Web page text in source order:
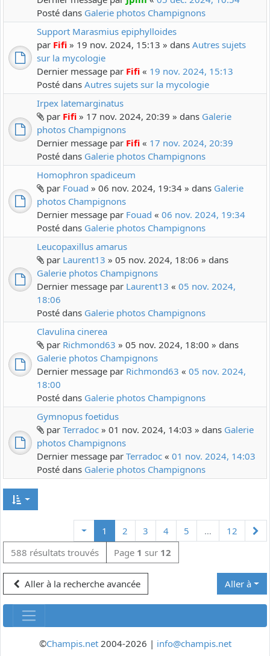
Posté dans Galerie photos Champignons
Support Marasmius epiphylloides
par Fifi » 19 nov. 2024, 15:13 » dans Autres sujets
sur la mycologie
Dernier message par Fifi « 19 nov. 2024, 15:13
Posté dans Autres sujets sur la mycologie
Irpex latemarginatus
par Fifi » 17 nov. 2024, 20:39 » dans Galerie
photos Champignons
Dernier message par Fifi « 17 nov. 2024, 20:39
Posté dans Galerie photos Champignons
Homophron spadiceum
par Fouad » 06 nov. 2024, 19:34 » dans Galerie
photos Champignons
Dernier message par Fouad « 06 nov. 2024, 19:34
Posté dans Galerie photos Champignons
Leucopaxillus amarus
par Laurent13 » 05 nov. 2024, 18:06 » dans
Galerie photos Champignons
Dernier message par Laurent13 « 05 nov. 2024,
18:06
Posté dans Galerie photos Champignons
Clavulina cinerea
par Richmond63 » 05 nov. 2024, 18:00 » dans
Galerie photos Champignons
Dernier message par Richmond63 « 05 nov. 2024,
18:00
Posté dans Galerie photos Champignons
Gymnopus foetidus
par Terradoc » 01 nov. 2024, 14:03 » dans Galerie
photos Champignons
Dernier message par Terradoc « 01 nov. 2024, 14:03
Posté dans Galerie photos Champignons
1 2 3 4 5 … 12
588 résultats trouvés
Page 1 sur 12
Aller à la recherche avancée Aller à
©Champis.net2004-2026 | info@champis.net